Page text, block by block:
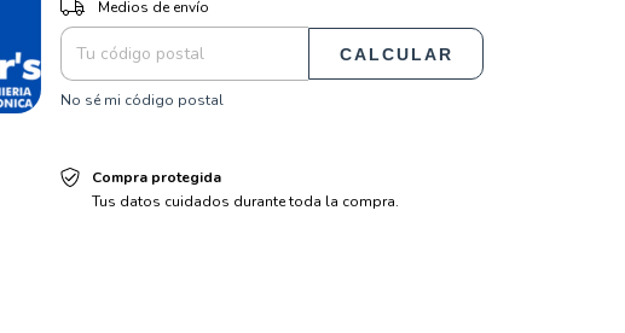
Medios de envío
CALCULAR
No sé mi código postal
Compra protegida
Tus datos cuidados durante toda la compra.